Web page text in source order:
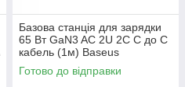
Базова станція для зарядки
65 Вт GaN3 AC 2U 2C C до C
кабель (1м) Baseus
(PSZM000001) Чорний
Готово до відправки